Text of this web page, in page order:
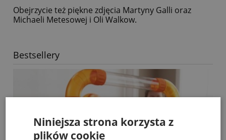
Obejrzycie też piękne zdjęcia Martyny Galli oraz
Michaeli Metesowej i Oli Walkow.
Bestsellery
Niniejsza strona korzysta z
plików cookie